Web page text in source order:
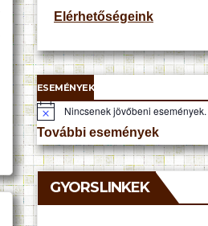
Elérhetőségeink
ESEMÉNYEK
N
o
t
i
c
Nincsenek jövőbeni események.
További események
GYORSLINKEK